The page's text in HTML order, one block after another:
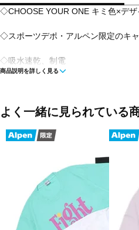
◇CHOOSE YOUR ONE キミ色×デザ
◇スポーツデポ・アルペン限定のキ
◇吸水速乾、制電
ホワイト(011:ホワイト)
■生産国:カンボジア
■2026年モデル
■メーカー型番：RWAP2605
商品説明を詳しく見る
よく一緒に見られている